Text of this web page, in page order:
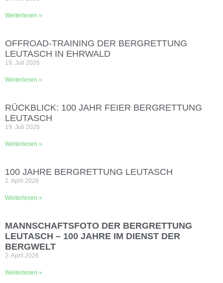
Weiterlesen »
OFFROAD‑TRAINING DER BERGRETTUNG
LEUTASCH IN EHRWALD
19. Juli 2026
Weiterlesen »
RÜCKBLICK: 100 JAHR FEIER BERGRETTUNG
LEUTASCH
19. Juli 2026
Weiterlesen »
100 JAHRE BERGRETTUNG LEUTASCH
2. April 2026
Weiterlesen »
MANNSCHAFTSFOTO DER BERGRETTUNG
LEUTASCH – 100 JAHRE IM DIENST DER
BERGWELT
2. April 2026
Weiterlesen »